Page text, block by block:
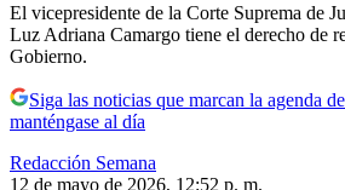
El vicepresidente de la Corte Suprema de
Luz Adriana Camargo tiene el derecho de
Gobierno.
Siga las noticias que marcan la agenda
manténgase al día
Redacción Semana
12 de mayo de 2026, 12:52 p. m.